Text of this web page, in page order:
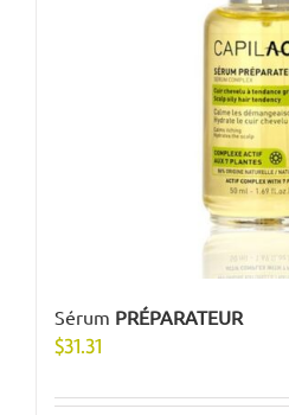
Sérum PRÉPARATEUR
$31.31